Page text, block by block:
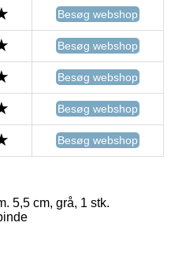
Besøg webshop
Besøg webshop
Besøg webshop
Besøg webshop
Besøg webshop
5,5 cm, grå, 1 stk.